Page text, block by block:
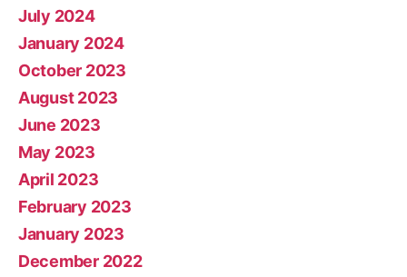
July 2024
January 2024
October 2023
August 2023
June 2023
May 2023
April 2023
February 2023
January 2023
December 2022